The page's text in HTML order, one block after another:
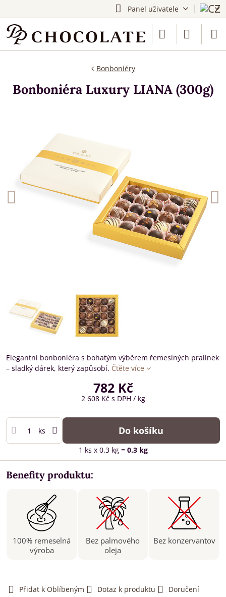
Panel uživatele
Bonboniéry
Bonboniéra Luxury LIANA (300g)
Elegantní bonboniéra s bohatým výběrem řemeslných pralinek
– sladký dárek, který zapůsobí. Čtěte více
782 Kč
2 608 Kč s DPH / kg
ks Do košíku
1 ks x 0.3 kg = 0.3kg
Benefity produktu:
100% remeselná
výroba
Bez palmového
oleja
Bez konzervantov
Přidat k Oblíbeným Dotaz k produktu Doručení